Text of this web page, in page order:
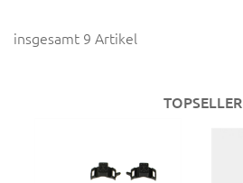
insgesamt 9 Artikel
TOPSELLER